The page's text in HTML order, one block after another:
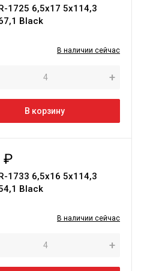
1725 6,5х17 5х114,3
Black
В наличии сейчас
+
В корзину
₽
1733 6,5х16 5х114,3
Black
В наличии сейчас
+